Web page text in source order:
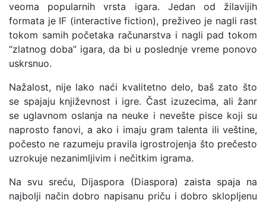
veoma popularnih vrsta igara. Jedan od žilavijih
formata je IF (interactive fiction), preživeo je nagli rast
tokom samih početaka računarstva i nagli pad tokom
“zlatnog doba” igara, da bi u poslednje vreme ponovo
uskrsnuo.
Nažalost, nije lako naći kvalitetno delo, baš zato što
se spajaju književnost i igre. Čast izuzecima, ali žanr
se uglavnom oslanja na neuke i nevešte pisce koji su
naprosto fanovi, a ako i imaju gram talenta ili veštine,
počesto ne razumeju pravila igrostrojenja što prečesto
uzrokuje nezanimljivim i nečitkim igrama.
Na svu sreću, Dijaspora (Diaspora) zaista spaja na
najbolji način dobro napisanu priču i dobro sklopljenu